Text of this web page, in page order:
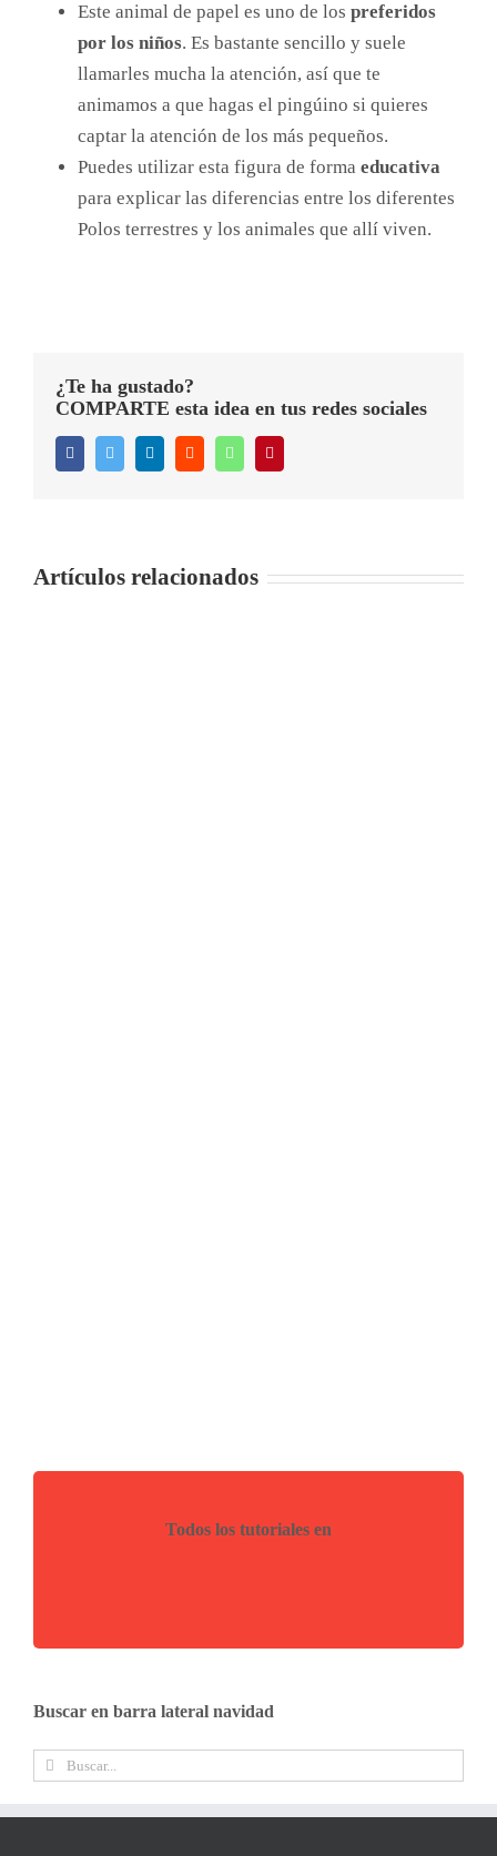
Este animal de papel es uno de los preferidos
por los niños. Es bastante sencillo y suele
llamarles mucha la atención, así que te
animamos a que hagas el pingúino si quieres
captar la atención de los más pequeños.
Puedes utilizar esta figura de forma educativa
para explicar las diferencias entre los diferentes
Polos terrestres y los animales que allí viven.
¿Te ha gustado?
COMPARTE esta idea en tus redes sociales
FacebookTwitter LinkedInReddit WhatsApp
Artículos relacionados
Todos los tutoriales en
Buscar en barra lateral navidad
Buscar: